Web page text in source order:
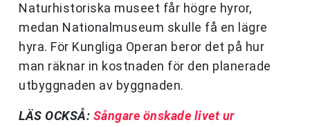
Naturhistoriska museet får högre hyror,
medan Nationalmuseum skulle få en lägre
hyra. För Kungliga Operan beror det på hur
man räknar in kostnaden för den planerade
utbyggnaden av byggnaden.
LÄS OCKSÅ: Sångare önskade livet ur